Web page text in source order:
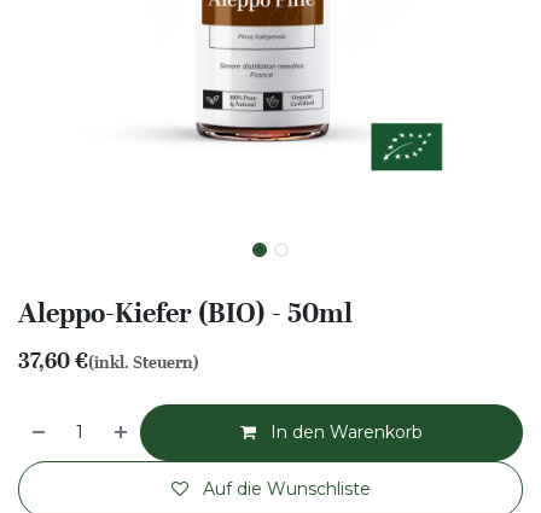
Aleppo-Kiefer (BIO) - 50ml
37,60€(inkl. Steuern)
In den Warenkorb
Auf die Wunschliste